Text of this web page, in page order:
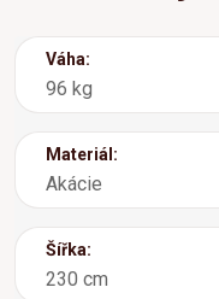
Váha:
96 kg
Materiál:
Akácie
Šířka:
230 cm